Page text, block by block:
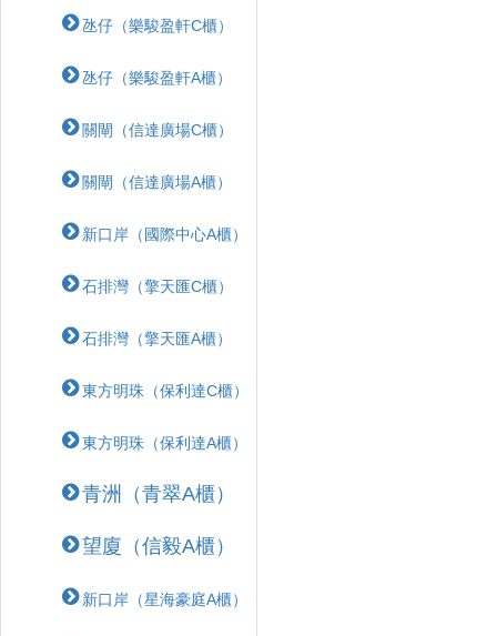
氹仔（樂駿盈軒C櫃）
氹仔（樂駿盈軒A櫃）
關閘（信達廣場C櫃）
關閘（信達廣場A櫃）
新口岸（國際中心A櫃）
石排灣（擎天匯C櫃）
石排灣（擎天匯A櫃）
東方明珠（保利達C櫃）
東方明珠（保利達A櫃）
青洲（青翠A櫃）
望廈（信毅A櫃）
新口岸（星海豪庭A櫃）